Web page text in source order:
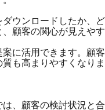
ウンロードしたか、ど
顧客の関心が見えやす
に活用できます。顧客
も高まりやすくなりま
、顧客の検討状況と合